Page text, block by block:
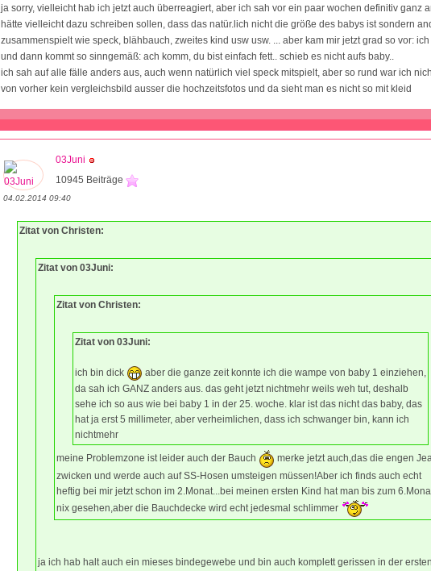
ja sorry, vielleicht hab ich jetzt auch überreagiert, aber ich sah vor ein paar wochen definitiv ganz
hätte vielleicht dazu schreiben sollen, dass das natür.lich nicht die größe des babys ist sondern
zusammenspielt wie speck, blähbauch, zweites kind usw usw. ... aber kam mir jetzt grad so vor:
und dann kommt so sinngemäß: ach komm, du bist einfach fett.. schieb es nicht aufs baby..
ich sah auf alle fälle anders aus, auch wenn natürlich viel speck mitspielt, aber so rund war ich
von vorher kein vergleichsbild ausser die hochzeitsfotos und da sieht man es nicht so mit kleid
03Juni
10945 Beiträge
04.02.2014 09:40
Zitat von Christen:
Zitat von 03Juni:
Zitat von Christen:
Zitat von 03Juni:
ich bin dick
aber die ganze zeit konnte ich die wampe von baby 1 einziehen,
da sah ich GANZ anders aus. das geht jetzt nichtmehr weils weh tut, deshalb
sehe ich so aus wie bei baby 1 in der 25. woche. klar ist das nicht das baby, das
hat ja erst 5 millimeter, aber verheimlichen, dass ich schwanger bin, kann ich
nichtmehr
meine Problemzone ist leider auch der Bauch
merke jetzt auch,das die engen
zwicken und werde auch auf SS-Hosen umsteigen müssen!Aber ich finds auch echt
heftig bei mir jetzt schon im 2.Monat...bei meinen ersten Kind hat man bis zum
nix gesehen,aber die Bauchdecke wird echt jedesmal schlimmer
ja ich hab halt auch ein mieses bindegewebe und bin auch komplett gerissen in der